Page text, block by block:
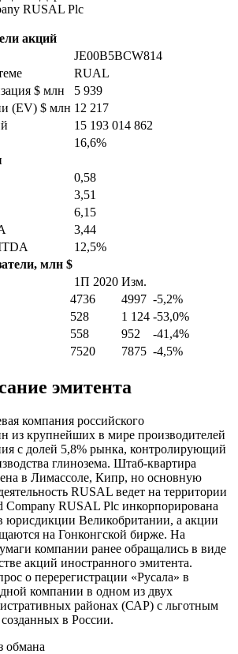
RUSAL Plc
акций
JE00B5BCW814
RUAL
$ млн
5 939
(EV) $ млн 12 217
15 193 014 862
16,6%
0,58
3,51
6,15
3,44
12,5%
млн $
1П 2020 Изм.
4736 4997 -5,2%
528 1 124 -53,0%
558 952
-41,4%
7520 7875 -4,5%
эмитента
компания российского
из крупнейших в мире производителей
с долей 5,8% рынка, контролирующий
глинозема. Штаб-квартира
в Лимассоле, Кипр, но основную
RUSAL ведет на территории
RUSAL Plc инкорпорирована
юрисдикции Великобритании, а акции
на Гонконгской бирже. На
компании ранее обращались в виде
акций иностранного эмитента.
о перерегистрации «Русала» в
компании в одном из двух
районах (САР) с льготным
в России.
обмана